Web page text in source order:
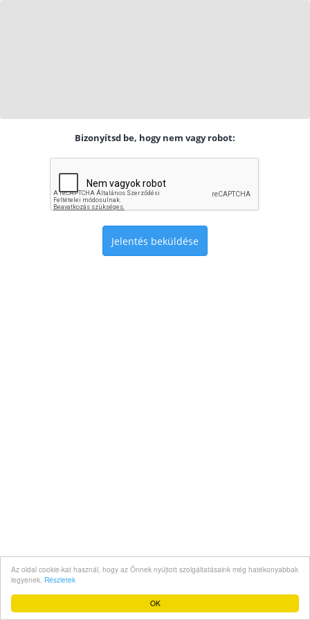
OK
Az oldal cookie-kat használ, hogy az Önnek nyújtott szolgáltatásaink még hatékonyabbak
legyenek. Részletek
Bizonyítsd be, hogy nem vagy robot:
Jelentés beküldése